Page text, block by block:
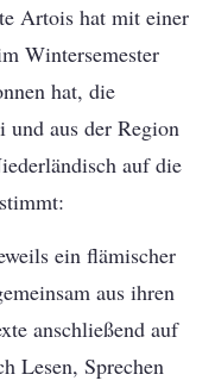
Artois hat mit einer
Wintersemester
hat, die
und aus der Region
auf die
ein flämischer
aus ihren
anschließend auf
Lesen, Sprechen